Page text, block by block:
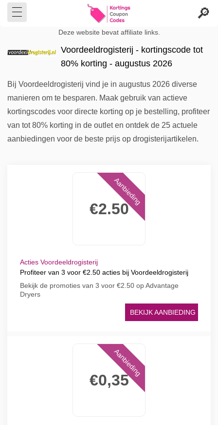
Deze website bevat affiliate links.
Voordeeldrogisterij - kortingscode tot
80% korting - augustus 2026
Bij Voordeeldrogisterij vind je in augustus 2026 diverse
manieren om te besparen. Maak gebruik van actieve
kortingscodes voor directe korting op je bestelling, profiteer
van tot 80% korting in de outlet en ontdek de 25 actuele
aanbiedingen voor de beste prijs op drogisterijartikelen.
€2.50
Aanbieding
Acties Voordeeldrogisterij
Profiteer van 3 voor €2.50 acties bij Voordeeldrogisterij
Bekijk de promoties van 3 voor €2.50 op Advantage
Dryers
BEKIJK AANBIEDING
€0,35
Aanbieding